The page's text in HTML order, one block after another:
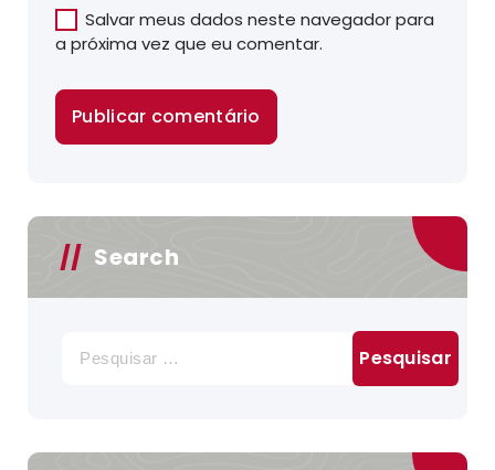
Salvar meus dados neste navegador para
a próxima vez que eu comentar.
Search
por: